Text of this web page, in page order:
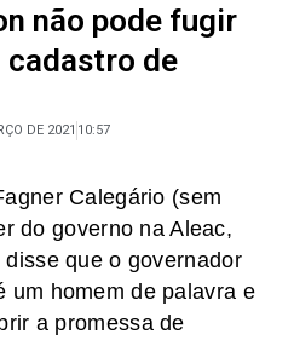
não pode fugir
cadastro de
DE 2021 10:57
Calegário (sem
do governo na Aleac,
que o governador
um homem de palavra e
a promessa de